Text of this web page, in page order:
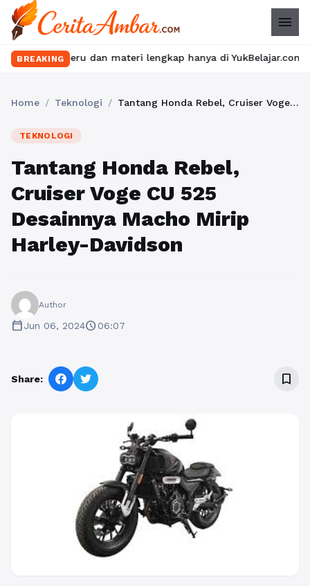
menu
BREAKING
dan materi lengkap hanya di YukBelajar.com. Mulai
Home / Teknologi / Tantang Honda Rebel, Cruiser Voge CU 525 Desainnya Macho Mirip Harley-Davidson
TEKNOLOGI
Tantang Honda Rebel,
Cruiser Voge CU 525
Desainnya Macho Mirip
Harley-Davidson
Author
calendar_todayJun 06, 2024schedule06:07
Share: bookmark_border